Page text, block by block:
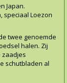
Japan.
speciaal Loezon
twee genoemde
halen. Zij
zaadjes
schutbladen al